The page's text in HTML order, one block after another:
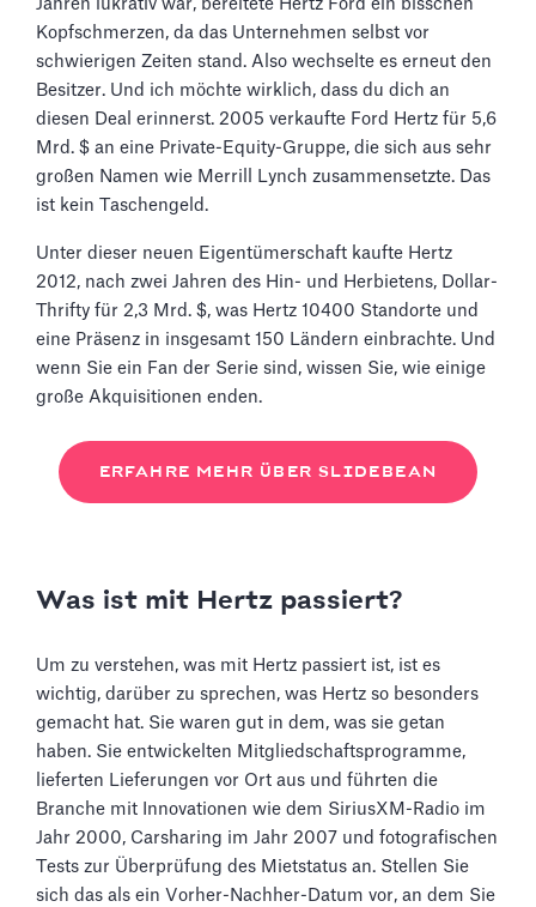
Jahren lukrativ war, bereitete Hertz Ford ein bisschen
Kopfschmerzen, da das Unternehmen selbst vor
schwierigen Zeiten stand. Also wechselte es erneut den
Besitzer. Und ich möchte wirklich, dass du dich an
diesen Deal erinnerst. 2005 verkaufte Ford Hertz für 5,6
Mrd. $ an eine Private-Equity-Gruppe, die sich aus sehr
großen Namen wie Merrill Lynch zusammensetzte. Das
ist kein Taschengeld.
Unter dieser neuen Eigentümerschaft kaufte Hertz
2012, nach zwei Jahren des Hin- und Herbietens, Dollar-
Thrifty für 2,3 Mrd. $, was Hertz 10400 Standorte und
eine Präsenz in insgesamt 150 Ländern einbrachte. Und
wenn Sie ein Fan der Serie sind, wissen Sie, wie einige
große Akquisitionen enden.
ERFAHRE MEHR ÜBER SLIDEBEAN
Was ist mit Hertz passiert?
Um zu verstehen, was mit Hertz passiert ist, ist es
wichtig, darüber zu sprechen, was Hertz so besonders
gemacht hat. Sie waren gut in dem, was sie getan
haben. Sie entwickelten Mitgliedschaftsprogramme,
lieferten Lieferungen vor Ort aus und führten die
Branche mit Innovationen wie dem SiriusXM-Radio im
Jahr 2000, Carsharing im Jahr 2007 und fotografischen
Tests zur Überprüfung des Mietstatus an. Stellen Sie
sich das als ein Vorher-Nachher-Datum vor, an dem Sie